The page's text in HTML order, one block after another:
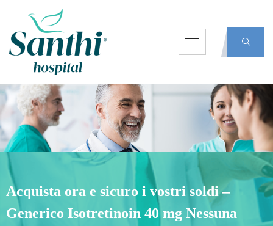
Acquista ora e sicuro i vostri soldi –
Generico Isotretinoin 40 mg Nessuna